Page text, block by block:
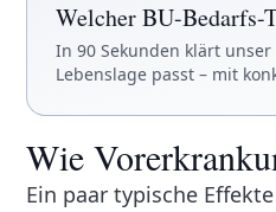
Welcher BU-
In 90 Sekunden klärt
Lebenslage passt – mit
Wie
Ein paar typische